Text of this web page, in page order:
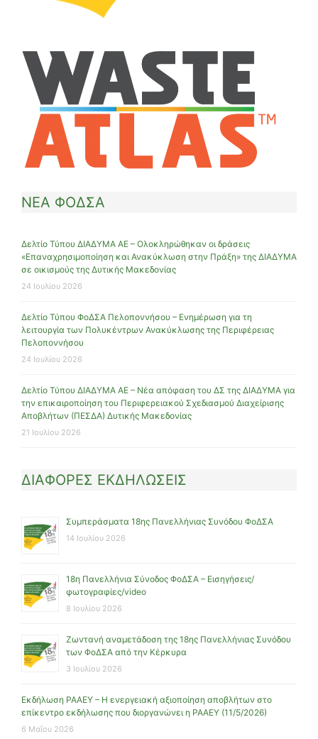
ΝΕΑ ΦΟΔΣΑ
Δελτίο Τύπου ΔΙΑΔΥΜΑ ΑΕ – Ολοκληρώθηκαν οι δράσεις
«Επαναχρησιμοποίηση και Ανακύκλωση στην Πράξη» της ΔΙΑΔΥΜΑ
σε οικισμούς της Δυτικής Μακεδονίας
24 Ιουλίου 2026
Δελτίο Τύπου ΦοΔΣΑ Πελοποννήσου – Ενημέρωση για τη
λειτουργία των Πολυκέντρων Ανακύκλωσης της Περιφέρειας
Πελοποννήσου
24 Ιουλίου 2026
Δελτίο Τύπου ΔΙΑΔΥΜΑ ΑΕ – Νέα απόφαση του ΔΣ της ΔΙΑΔΥΜΑ για
την επικαιροποίηση του Περιφερειακού Σχεδιασμού Διαχείρισης
Αποβλήτων (ΠΕΣΔΑ) Δυτικής Μακεδονίας
21 Ιουλίου 2026
ΔΙΑΦΟΡΕΣ ΕΚΔΗΛΩΣΕΙΣ
Συμπεράσματα 18ης Πανελλήνιας Συνόδου ΦοΔΣΑ
14 Ιουλίου 2026
18η Πανελλήνια Σύνοδος ΦοΔΣΑ – Εισηγήσεις/
φωτογραφίες/video
8 Ιουλίου 2026
Ζωντανή αναμετάδοση της 18ης Πανελλήνιας Συνόδου
των ΦοΔΣΑ από την Κέρκυρα
3 Ιουλίου 2026
Εκδήλωση ΡΑΑΕΥ – Η ενεργειακή αξιοποίηση αποβλήτων στο
επίκεντρο εκδήλωσης που διοργανώνει η ΡΑΑΕΥ (11/5/2026)
6 Μαΐου 2026